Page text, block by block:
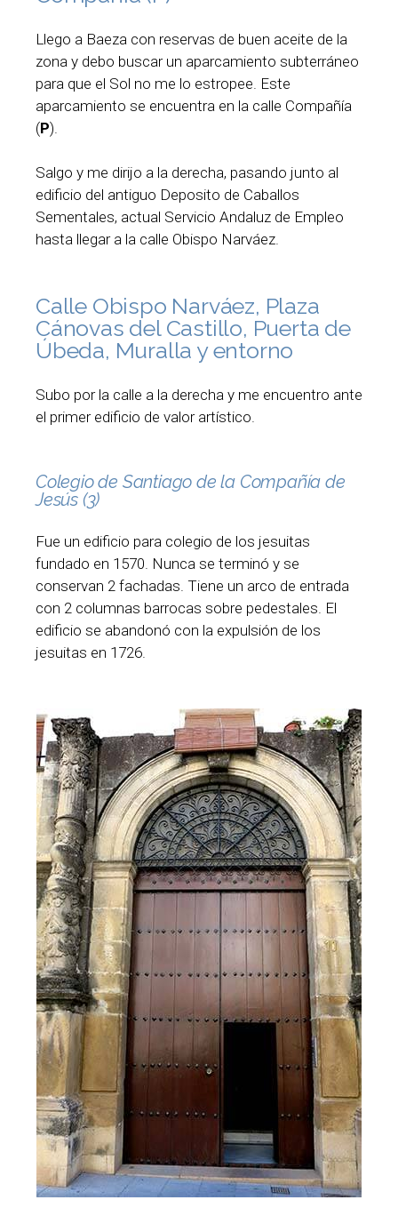
Llego a Baeza con reservas de buen aceite de la
zona y debo buscar un aparcamiento subterráneo
para que el Sol no me lo estropee. Este
aparcamiento se encuentra en la calle Compañía
(P).
Salgo y me dirijo a la derecha, pasando junto al
edificio del antiguo Deposito de Caballos
Sementales, actual Servicio Andaluz de Empleo
hasta llegar a la calle Obispo Narváez.
Calle Obispo Narváez, Plaza
Cánovas del Castillo, Puerta de
Úbeda, Muralla y entorno
Subo por la calle a la derecha y me encuentro ante
el primer edificio de valor artístico.
Colegio de Santiago de la Compañía de
Jesús (3)
Fue un edificio para colegio de los jesuitas
fundado en 1570. Nunca se terminó y se
conservan 2 fachadas. Tiene un arco de entrada
con 2 columnas barrocas sobre pedestales. El
edificio se abandonó con la expulsión de los
jesuitas en 1726.